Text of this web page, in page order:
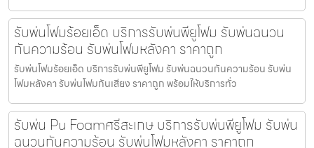
รับพ่นโฟมร้อยเอ็ด บริการรับพ่นพียูโฟม รับพ่นฉนวน
กันความร้อน รับพ่นโฟมหลังคา ราคาถูก
รับพ่นโฟมร้อยเอ็ด บริการรับพ่นพียูโฟม รับพ่นฉนวนกันความร้อน รับพ่น
โฟมหลังคา รับพ่นโฟมกันเสียง ราคาถูก พร้อมให้บริการทั่ว
รับพ่น Pu Foamศรีสะเกษ บริการรับพ่นพียูโฟม รับพ่น
ฉนวนกันความร้อน รับพ่นโฟมหลังคา ราคาถูก